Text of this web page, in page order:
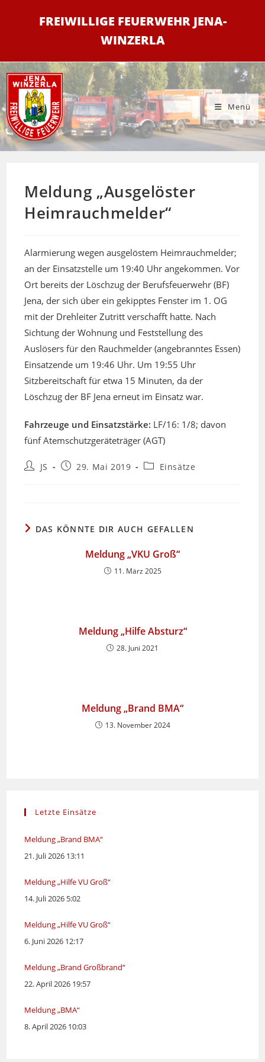
FREIWILLIGE FEUERWEHR JENA-
WINZERLA
Menü
Meldung „Ausgelöster
Heimrauchmelder“
Alarmierung wegen ausgelöstem Heimrauchmelder;
an der Einsatzstelle um 19:40 Uhr angekommen. Vor
Ort bereits der Löschzug der Berufsfeuerwehr (BF)
Jena, der sich über ein gekipptes Fenster im 1. OG
mit der Drehleiter Zutritt verschafft hatte. Nach
Sichtung der Wohnung und Feststellung des
Auslösers für den Rauchmelder (angebranntes Essen)
Einsatzende um 19:46 Uhr. Um 19:55 Uhr
Sitzbereitschaft für etwa 15 Minuten, da der
Löschzug der BF Jena erneut im Einsatz war.
Fahrzeuge und Einsatzstärke: LF/16: 1/8; davon
fünf Atemschutzgeräteträger (AGT)
Beitrags-
JS
Beitrag29. Mai 2019
Beitrags-
Einsätze
DAS KÖNNTE DIR AUCH GEFALLEN
Meldung „VKU Groß“
11. März 2025
Meldung „Hilfe Absturz“
28. Juni 2021
Meldung „Brand BMA“
13. November 2024
Letzte Einsätze
Meldung „Brand BMA“
21. Juli 2026 13:11
Meldung „Hilfe VU Groß“
14. Juli 2026 5:02
Meldung „Hilfe VU Groß“
6. Juni 2026 12:17
Meldung „Brand Großbrand“
22. April 2026 19:57
Meldung „BMA“
8. April 2026 10:03